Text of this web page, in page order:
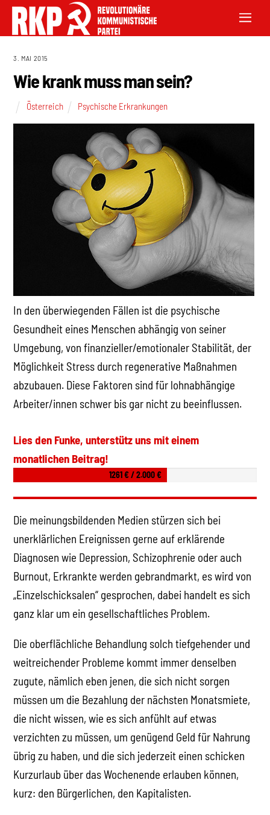
3. MAI 2015
Wie krank muss man sein?
Österreich Psychische Erkrankungen
In den überwiegenden Fällen ist die psychische
Gesundheit eines Menschen abhängig von seiner
Umgebung, von finanzieller/emotionaler Stabilität, der
Möglichkeit Stress durch regenerative Maßnahmen
abzubauen. Diese Faktoren sind für lohnabhängige
Arbeiter/innen schwer bis gar nicht zu beeinflussen.
Lies den Funke, unterstütz uns mit einem
monatlichen Beitrag!
1261 € / 2.000 €
Die meinungsbildenden Medien stürzen sich bei
unerklärlichen Ereignissen gerne auf erklärende
Diagnosen wie Depression, Schizophrenie oder auch
Burnout, Erkrankte werden gebrandmarkt, es wird von
„Einzelschicksalen“ gesprochen, dabei handelt es sich
ganz klar um ein gesellschaftliches Problem.
Die oberflächliche Behandlung solch tiefgehender und
weitreichender Probleme kommt immer denselben
zugute, nämlich eben jenen, die sich nicht sorgen
müssen um die Bezahlung der nächsten Monatsmiete,
die nicht wissen, wie es sich anfühlt auf etwas
verzichten zu müssen, um genügend Geld für Nahrung
übrig zu haben, und die sich jederzeit einen schicken
Kurzurlaub über das Wochenende erlauben können,
kurz: den Bürgerlichen, den Kapitalisten.